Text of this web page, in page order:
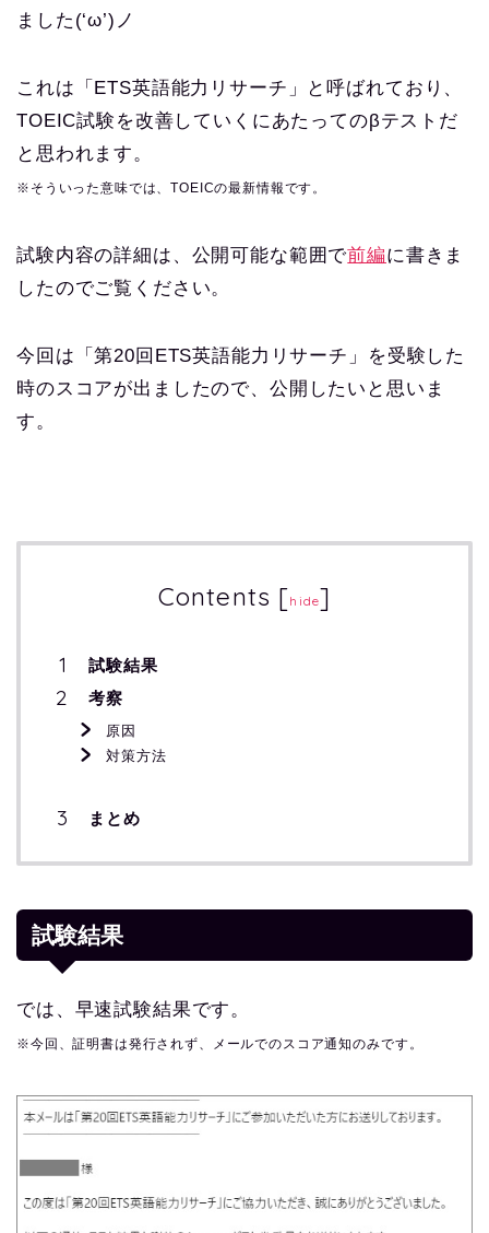
ました(‘ω’)ノ
これは「 ETS英語能力リサーチ 」と呼ばれており、
TOEIC試験を改善していくにあたってのβテストだ
と思われます。
※そういった意味では、TOEICの最新情報です。
試験内容の詳細は、公開可能な範囲で前編に書きま
したのでご覧ください。
今回は「第20回 ETS英語能力リサーチ 」を受験した
時のスコアが出ましたので、公開したいと思いま
す。
Contents [hide]
試験結果
考察
原因
対策方法
まとめ
試験結果
では、早速試験結果です。
※今回、証明書は発行されず、メールでのスコア通知のみです。